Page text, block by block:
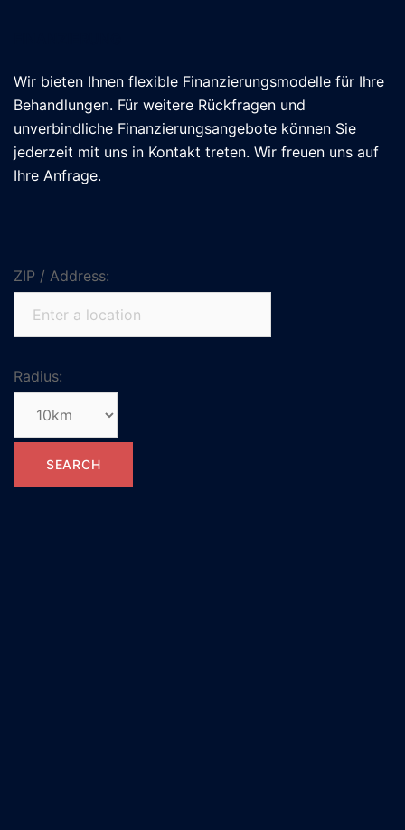
Wir bieten Ihnen flexible Finanzierungsmodelle für Ihre
Behandlungen. Für weitere Rückfragen und
unverbindliche Finanzierungsangebote können Sie
jederzeit mit uns in Kontakt treten. Wir freuen uns auf
Ihre Anfrage.
ZIP / Address:
Radius: